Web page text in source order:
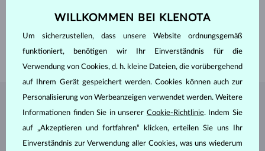
1.95 mm
LÄNGE 520.00 mm
GEWICHT 5.40 g
SCHMUCK AUS DEM KLENOTA ATELIER
WILLKOMMEN BEI KLENOTA
Um sicherzustellen, dass unsere Website ordnungsgemäß
funktioniert, benötigen wir Ihr Einverständnis für die
Verwendung von Cookies, d. h. kleine Dateien, die vorübergehend
auf Ihrem Gerät gespeichert werden. Cookies können auch zur
Personalisierung von Werbeanzeigen verwendet werden. Weitere
Informationen finden Sie in unserer Cookie-Richtlinie. Indem Sie
auf „Akzeptieren und fortfahren“ klicken, erteilen Sie uns Ihr
Einverständnis zur Verwendung aller Cookies, was uns wiederum